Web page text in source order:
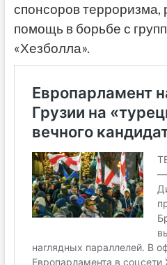
спонсоров терроризма,
помощь в борьбе с
«Хезболла».